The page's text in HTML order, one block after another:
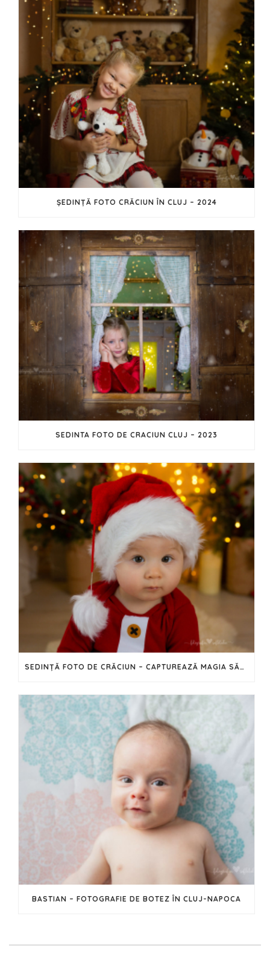
ȘEDINȚĂ FOTO CRĂCIUN ÎN CLUJ – 2024
SEDINTA FOTO DE CRACIUN CLUJ – 2023
SEDINȚĂ FOTO DE CRĂCIUN – CAPTUREAZĂ MAGIA SĂRBĂTORILOR ÎN IMAGINI
BASTIAN – FOTOGRAFIE DE BOTEZ ÎN CLUJ-NAPOCA